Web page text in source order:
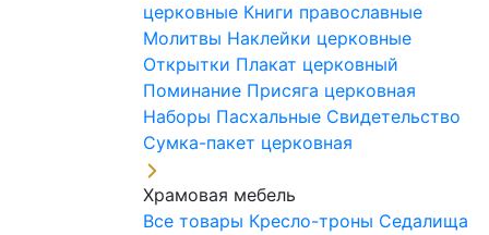
церковные Книги православные
Молитвы Наклейки церковные
Открытки Плакат церковный
Поминание Присяга церковная
Наборы Пасхальные Свидетельство
Сумка-пакет церковная
Храмовая мебель
Все товары Кресло-троны Седалища